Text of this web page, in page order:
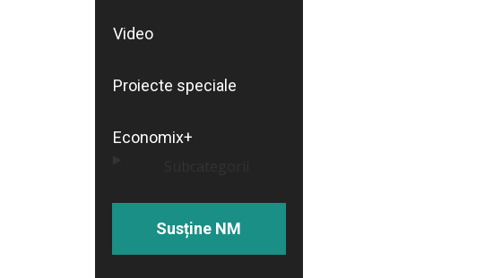
Video
Proiecte speciale
Economix+
Susține NM